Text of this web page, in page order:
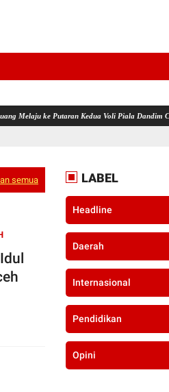
Kedua Voli Piala Dandim Cup 0111/Bireuen
semua LABEL
Headline
Daerah
Internasional
Pendidikan
Opini